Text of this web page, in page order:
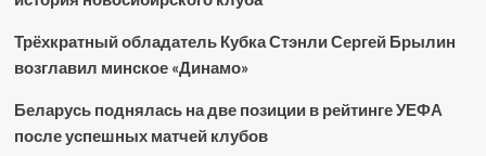
Трёхкратный обладатель Кубка Стэнли Сергей Брылин
возглавил минское «Динамо»
Беларусь поднялась на две позиции в рейтинге УЕФА
после успешных матчей клубов